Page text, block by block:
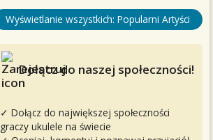
Wyświetlanie wszystkich: Popularni Artyści
Dołącz do naszej społeczności!
✓ Dołącz do największej społeczności
graczy ukulele na świecie